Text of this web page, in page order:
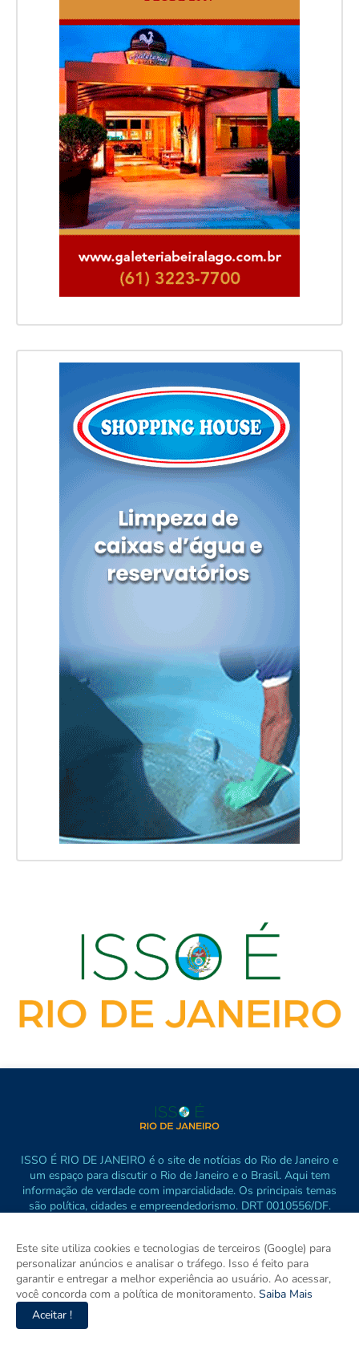
ISSO É RIO DE JANEIRO é o site de notícias do Rio de Janeiro e
um espaço para discutir o Rio de Janeiro e o Brasil. Aqui tem
informação de verdade com imparcialidade. Os principais temas
são política, cidades e empreendedorismo. DRT 0010556/DF.
Este site utiliza cookies e tecnologias de terceiros (Google) para
personalizar anúncios e analisar o tráfego. Isso é feito para
garantir e entregar a melhor experiência ao usuário. Ao acessar,
você concorda com a política de monitoramento. Saiba Mais
Aceitar !